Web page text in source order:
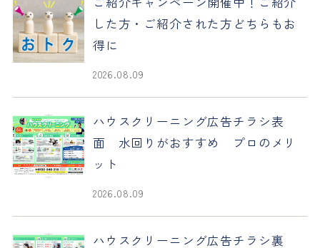
した方・ご紹介された方どちらもお
得に
2026.08.09
ハウスクリーニング広告チラシ表
面 水回りがおすすめ プロのメリ
ット
2026.08.09
ハウスクリーニング広告チラシ裏